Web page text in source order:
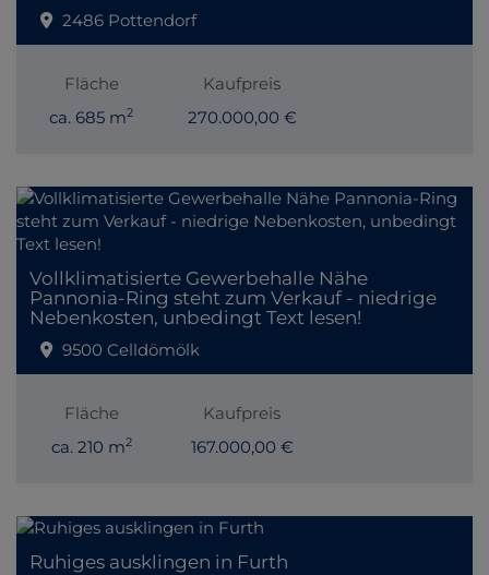
2486 Pottendorf
Fläche
ca. 685 m2
Kaufpreis
270.000,00 €
Vollklimatisierte Gewerbehalle Nähe
Pannonia-Ring steht zum Verkauf - niedrige
Nebenkosten, unbedingt Text lesen!
9500 Celldömölk
Fläche
ca. 210 m2
Kaufpreis
167.000,00 €
Ruhiges ausklingen in Furth